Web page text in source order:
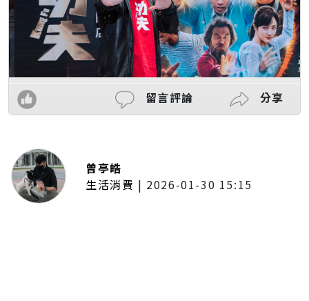
留言評論 分享
曾亭皓
生活消費 | 2026-01-30 15:15